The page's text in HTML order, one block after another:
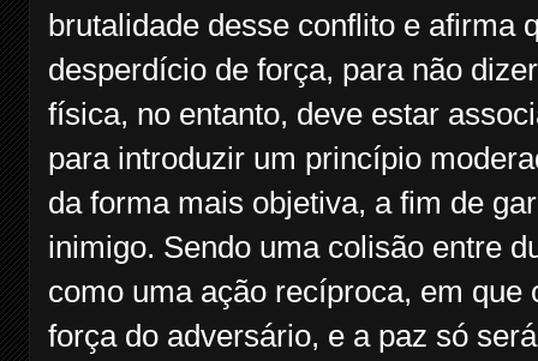
brutalidade desse conflito e afirma
desperdício de força, para não
física, no entanto, deve estar
para introduzir um princípio
da forma mais objetiva, a fim de
inimigo. Sendo uma colisão entre
como uma ação recíproca, em que
força do adversário, e a paz só